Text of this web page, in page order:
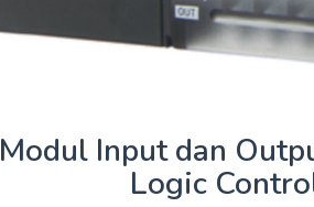
Modul Input dan
Logic